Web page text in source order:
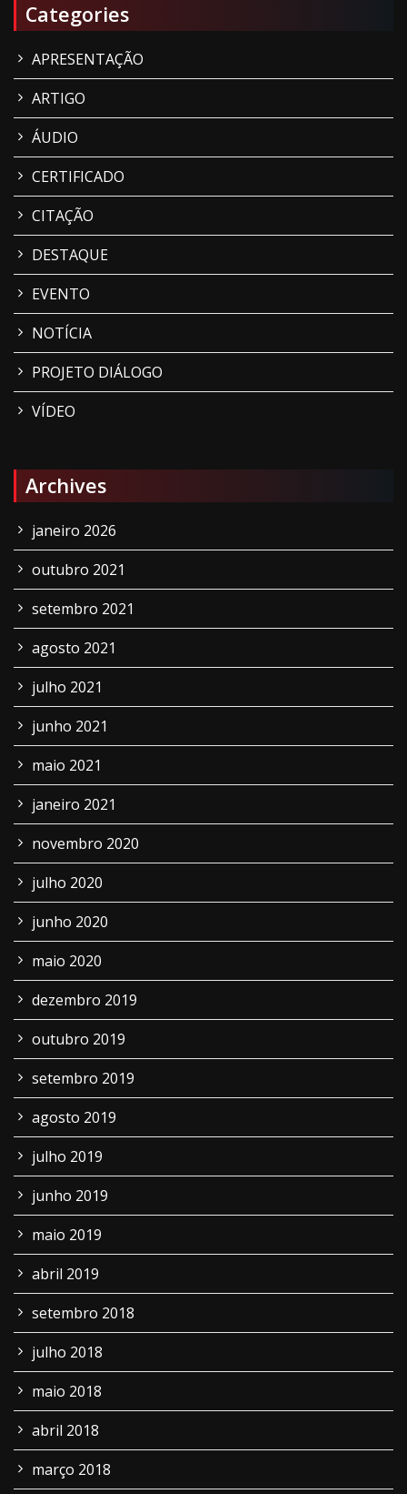
Categories
APRESENTAÇÃO
ARTIGO
ÁUDIO
CERTIFICADO
CITAÇÃO
DESTAQUE
EVENTO
NOTÍCIA
PROJETO DIÁLOGO
VÍDEO
Archives
janeiro 2026
outubro 2021
setembro 2021
agosto 2021
julho 2021
junho 2021
maio 2021
janeiro 2021
novembro 2020
julho 2020
junho 2020
maio 2020
dezembro 2019
outubro 2019
setembro 2019
agosto 2019
julho 2019
junho 2019
maio 2019
abril 2019
setembro 2018
julho 2018
maio 2018
abril 2018
março 2018